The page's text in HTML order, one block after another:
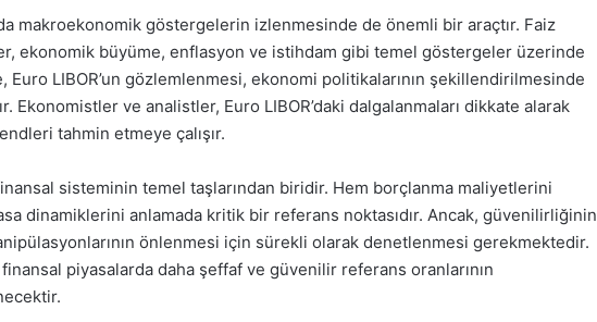
makroekonomik göstergelerin izlenmesinde de önemli bir araçtır. Faiz
ekonomik büyüme, enflasyon ve istihdam gibi temel göstergeler üzerinde
LIBOR’un gözlemlenmesi, ekonomi politikalarının şekillendirilmesinde
Ekonomistler ve analistler, Euro LIBOR’daki dalgalanmaları dikkate alarak
tahmin etmeye çalışır.
finansal sisteminin temel taşlarından biridir. Hem borçlanma maliyetlerini
dinamiklerini anlamada kritik bir referans noktasıdır. Ancak, güvenilirliğinin
önlenmesi için sürekli olarak denetlenmesi gerekmektedir.
finansal piyasalarda daha şeffaf ve güvenilir referans oranlarının